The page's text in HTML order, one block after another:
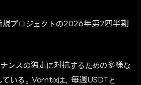
プロジェクトの2026年第2四半期
ンスの独走に対抗するための多様な
いる。Varntixは、毎週USDTと